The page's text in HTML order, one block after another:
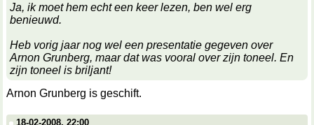
Ja, ik moet hem echt een keer lezen, ben wel erg
benieuwd.
Heb vorig jaar nog wel een presentatie gegeven over
Arnon Grunberg, maar dat was vooral over zijn toneel. En
zijn toneel is briljant!
Arnon Grunberg is geschift.
18-02-2008, 22:00